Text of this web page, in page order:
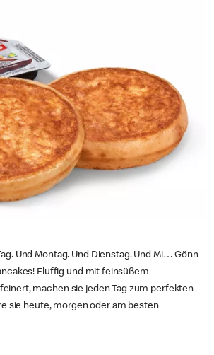
Und Montag. Und Dienstag. Und Mi… Gönn
Fluffig und mit feinsüßem
machen sie jeden Tag zum perfekten
sie heute, morgen oder am besten